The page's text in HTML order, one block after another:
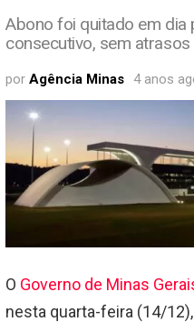
Abono foi quitado em dia
consecutivo, sem
por Agência Minas 4 anos
O Governo de Minas
nesta quarta-feira (14/